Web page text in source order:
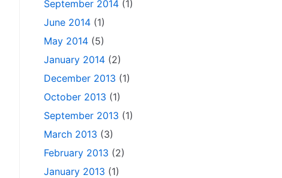
September 2014 (1)
June 2014 (1)
May 2014 (5)
January 2014 (2)
December 2013 (1)
October 2013 (1)
September 2013 (1)
March 2013 (3)
February 2013 (2)
January 2013 (1)